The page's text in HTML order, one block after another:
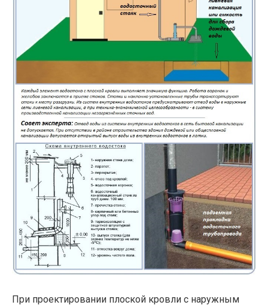
При проектировании плоской кровли с наружным